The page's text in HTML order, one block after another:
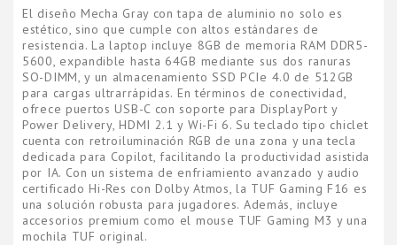
El diseño Mecha Gray con tapa de aluminio no solo es
estético, sino que cumple con altos estándares de
resistencia. La laptop incluye 8GB de memoria RAM DDR5-
5600, expandible hasta 64GB mediante sus dos ranuras
SO-DIMM, y un almacenamiento SSD PCIe 4.0 de 512GB
para cargas ultrarrápidas. En términos de conectividad,
ofrece puertos USB-C con soporte para DisplayPort y
Power Delivery, HDMI 2.1 y Wi-Fi 6. Su teclado tipo chiclet
cuenta con retroiluminación RGB de una zona y una tecla
dedicada para Copilot, facilitando la productividad asistida
por IA. Con un sistema de enfriamiento avanzado y audio
certificado Hi-Res con Dolby Atmos, la TUF Gaming F16 es
una solución robusta para jugadores. Además, incluye
accesorios premium como el mouse TUF Gaming M3 y una
mochila TUF original.